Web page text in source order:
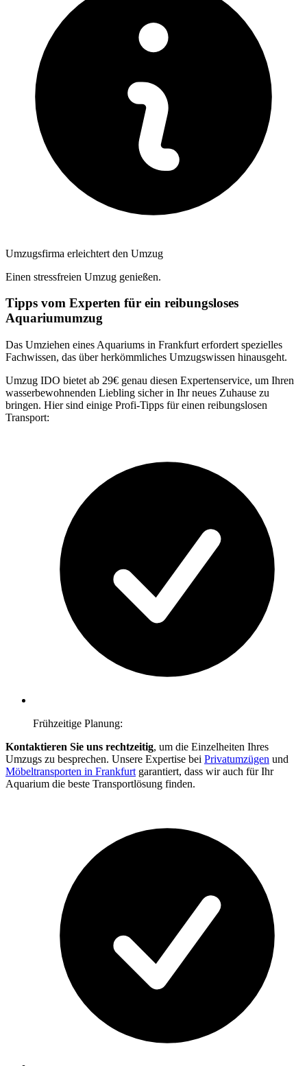
Umzugsfirma erleichtert den Umzug
Einen stressfreien Umzug genießen.
Tipps vom Experten für ein reibungsloses
Aquariumumzug
Das Umziehen eines Aquariums in Frankfurt erfordert spezielles
Fachwissen, das über herkömmliches Umzugswissen hinausgeht.
Umzug IDO bietet ab 29€ genau diesen Expertenservice, um Ihren
wasserbewohnenden Liebling sicher in Ihr neues Zuhause zu
bringen. Hier sind einige Profi-Tipps für einen reibungslosen
Transport:
Frühzeitige Planung:
Kontaktieren Sie uns rechtzeitig, um die Einzelheiten Ihres
Umzugs zu besprechen. Unsere Expertise bei Privatumzügen und
Möbeltransporten in Frankfurt garantiert, dass wir auch für Ihr
Aquarium die beste Transportlösung finden.